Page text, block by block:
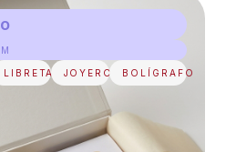
LIBRETA JOYERO BOLÍGRAFO